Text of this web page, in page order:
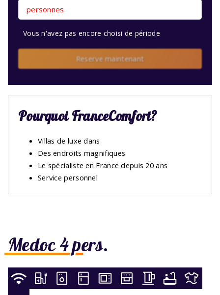
Medoc 4 pers.
personnes
Vous n'avez pas encore choisi de période
Reserve maintenant
Pourquoi FranceComfort?
Villas de luxe dans
Des endroits magnifiques
Le spécialiste en France depuis 20 ans
Service personnel